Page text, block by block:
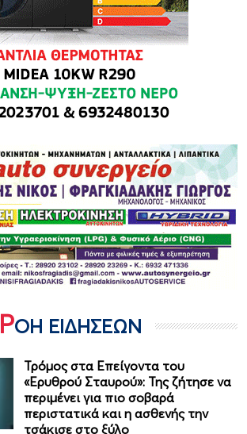
ΡΟΗ ΕΙΔΗΣΕΩΝ
Τρόμος στα Επείγοντα του
«Ερυθρού Σταυρού»: Της ζήτησε να
περιμένει για πιο σοβαρά
περιστατικά και η ασθενής την
τσάκισε στο ξύλο